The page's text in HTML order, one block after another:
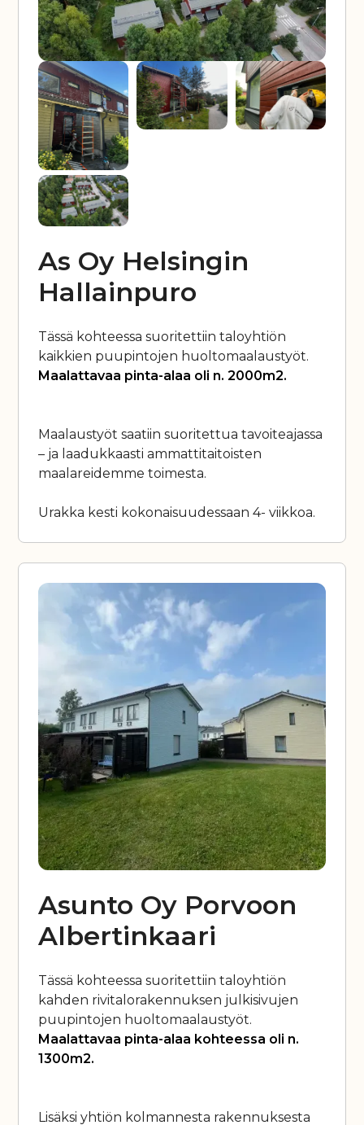
As Oy Helsingin
Hallainpuro
Tässä kohteessa suoritettiin taloyhtiön
kaikkien puupintojen huoltomaalaustyöt.
Maalattavaa pinta-alaa oli n. 2000m2.
Maalaustyöt saatiin suoritettua tavoiteajassa
– ja laadukkaasti ammattitaitoisten
maalareidemme toimesta.
Urakka kesti kokonaisuudessaan 4- viikkoa.
Asunto Oy Porvoon
Albertinkaari
Tässä kohteessa suoritettiin taloyhtiön
kahden rivitalorakennuksen julkisivujen
puupintojen huoltomaalaustyöt.
Maalattavaa pinta-alaa kohteessa oli n.
1300m2.
Lisäksi yhtiön kolmannesta rakennuksesta